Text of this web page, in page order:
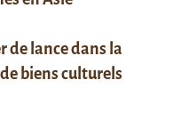
de lance dans la
biens culturels